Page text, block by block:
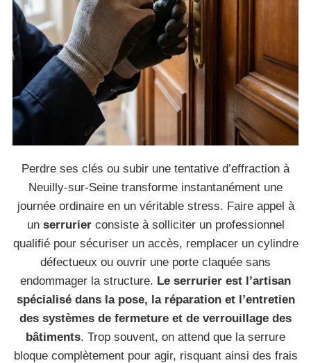
Perdre ses clés ou subir une tentative d’effraction à
Neuilly-sur-Seine transforme instantanément une
journée ordinaire en un véritable stress. Faire appel à
un serrurierconsiste à solliciter un professionnel
qualifié pour sécuriser un accès, remplacer un cylindre
défectueux ou ouvrir une porte claquée sans
endommager la structure. Le serrurier est l’artisan
spécialisé dans la pose, la réparation et l’entretien
des systèmes de fermeture et de verrouillage des
bâtiments. Trop souvent, on attend que la serrure
bloque complètement pour agir, risquant ainsi des frais